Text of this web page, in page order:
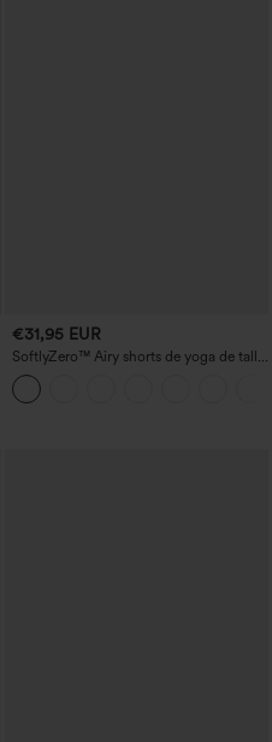
€31,95 EUR
SoftlyZero™ Airy shorts de yoga de talle
alto, fruncidos, InstantCool, 3'' con
bolsillos